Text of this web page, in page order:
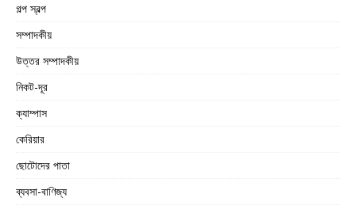
গল্প স্বল্প
সম্পাদকীয়
উত্তর সম্পাদকীয়
নিকট-দূর
ক্যাম্পাস
কেরিয়ার
ছোটোদের পাতা
ব্যবসা-বাণিজ্য